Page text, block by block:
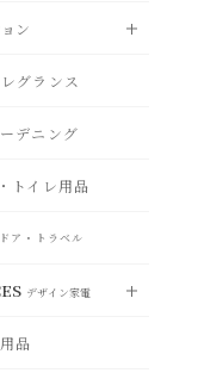
スマスグッズ
リー収納
物入れ・トレー
ランプ
ロアランプ
品
パッド
鍋・調理器具
ランチボック
ン
見る
セサリー
ン小物
ーボックス・収納
グランス
デニング
トイレ用品
ア・トラベル
デザイン家電
見る
品